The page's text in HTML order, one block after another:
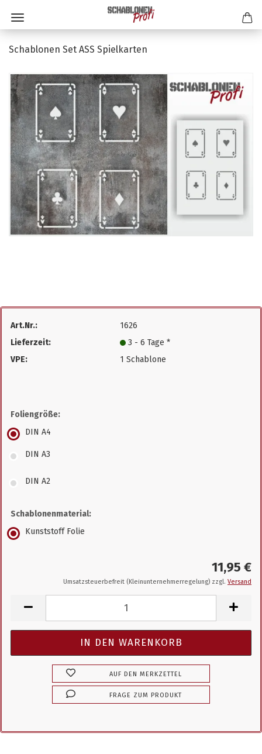
Schablonen Set ASS Spielkarten
Art.Nr.:
1626
Lieferzeit:
3 - 6 Tage *
VPE:
1 Schablone
Foliengröße:
DIN A4
DIN A3
DIN A2
Schablonenmaterial:
Kunststoff Folie
11,95 €
Umsatzsteuerbefreit (Kleinunternehmerregelung) zzgl. Versand
AUF DEN MERKZETTEL
FRAGE ZUM PRODUKT